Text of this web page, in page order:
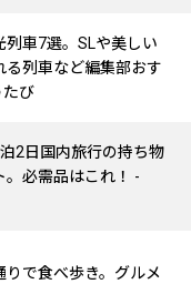
列車7選。SLや美しい
る列車など編集部おす
たび
泊2日国内旅行の持ち物
。必需品はこれ！ -
りで食べ歩き。グルメ